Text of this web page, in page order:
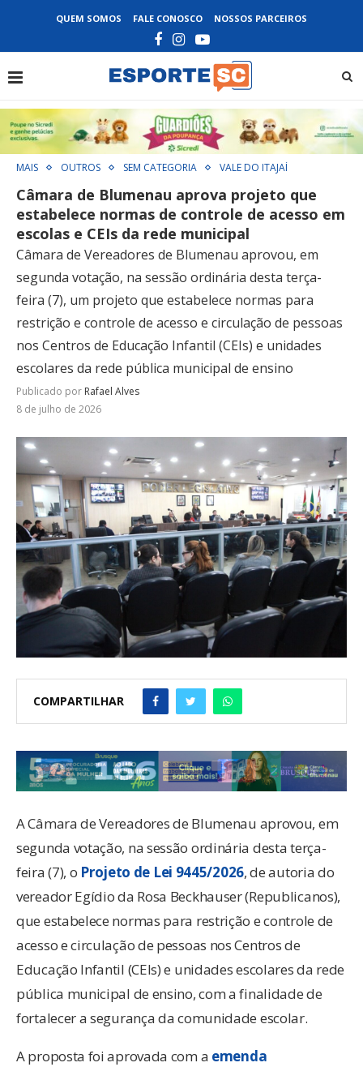
QUEM SOMOS FALE CONOSCO NOSSOS PARCEIROS
MAIS OUTROS SEM CATEGORIA VALE DO ITAJAÍ
Câmara de Blumenau aprova projeto que
estabelece normas de controle de acesso em
escolas e CEIs da rede municipal
Câmara de Vereadores de Blumenau aprovou, em
segunda votação, na sessão ordinária desta terça-
feira (7), um projeto que estabelece normas para
restrição e controle de acesso e circulação de pessoas
nos Centros de Educação Infantil (CEIs) e unidades
escolares da rede pública municipal de ensino
Publicado por Rafael Alves
8 de julho de 2026
COMPARTILHAR
A Câmara de Vereadores de Blumenau aprovou, em
segunda votação, na sessão ordinária desta terça-
feira (7), o Projeto de Lei 9445/2026, de autoria do
vereador Egídio da Rosa Beckhauser (Republicanos),
que estabelece normas para restrição e controle de
acesso e circulação de pessoas nos Centros de
Educação Infantil (CEIs) e unidades escolares da rede
pública municipal de ensino, com a finalidade de
fortalecer a segurança da comunidade escolar.
A proposta foi aprovada com a emenda